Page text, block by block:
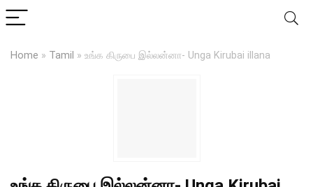
Home » Tamil » உங்க கிருபை இல்லன்னா- Unga Kirubai illana